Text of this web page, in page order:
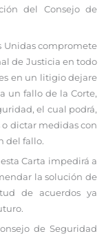
del Consejo de
Unidas compromete
de Justicia en todo
en un litigio dejare
un fallo de la Corte,
el cual podrá,
o dictar medidas con
del fallo.
Carta impedirá a
la solución de
de acuerdos ya
de Seguridad